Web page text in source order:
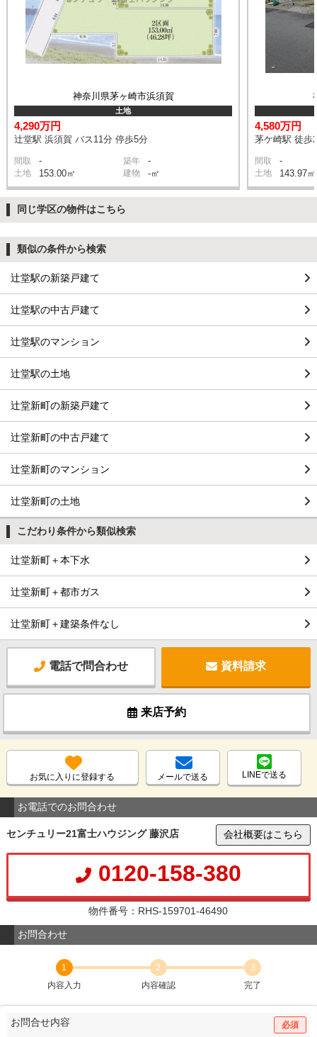
神奈川県茅ヶ崎市浜須賀
土地
4,290万円
辻堂駅 浜須賀 バス11分 停歩5分
間取 - 築年 -
土地 153.00㎡ 建物 -㎡
4,580万円
茅ケ崎駅 徒歩
間取 -
土地 143.97㎡
同じ学区の物件はこちら
類似の条件から検索
辻堂駅の新築戸建て
辻堂駅の中古戸建て
辻堂駅のマンション
辻堂駅の土地
辻堂新町の新築戸建て
辻堂新町の中古戸建て
辻堂新町のマンション
辻堂新町の土地
こだわり条件から類似検索
辻堂新町＋本下水
辻堂新町＋都市ガス
辻堂新町＋建築条件なし
電話で問合わせ 資料請求
来店予約
お気に入りに登録する メールで送る LINEで送る
お電話でのお問合わせ
センチュリー21富士ハウジング 藤沢店 会社概要はこちら
0120-158-380
物件番号：RHS-159701-46490
お問合わせ
1
内容入力
2
内容確認
3
完了
お問合せ内容 必須